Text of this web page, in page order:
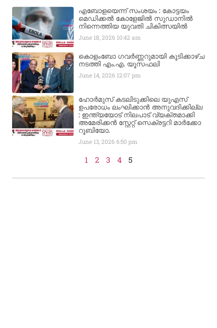
എബോളയെന്ന് സംശയം : കോട്ടയം
മെഡിക്കൽ കോളേജിൽ സുഡാനിൽ
നിന്നെത്തിയ യുവതി ചികിത്സയിൽ
June 18, 2026 10:42 am
കൊളംബോ ഗവർണ്ണറുമായി കൂടിക്കാഴ്ച
നടത്തി എം.എ. യൂസഫലി
June 14, 2026 12:07 pm
ഹോർമുസ് കടലിടുക്കിലെ യുഎസ്
ഉപരോധം ലംഘിക്കാൻ അനുവദിക്കില്ല
: ഇന്ത്യയോട് നിലപാട് വ്യക്തമാക്കി
അമേരിക്കൻ സ്റ്റേറ്റ് സെക്രട്ടറി മാർക്കോ
റൂബിയോ.
June 13, 20266:50 pm
1 2 3 4 5